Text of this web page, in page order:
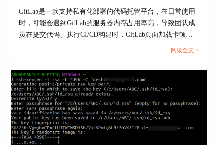
1. 生成加密密钥
首先，需要生成加密密钥。可以使用多种工具生成
密钥，如OpenSSL、GPG等。以下是使用OpenSSL
生成AES加密密钥的示例命令：
GitLab是一款支持私有化部署的代码托管平台，在日常使用
时，可能会遇到GitLab的服务器内存占用率高，导致团队成
员在提交代码、执行CI/CD构建时，GitLab页面加载卡顿、
响应超时，在提交代码的高峰期、严重影响提交效率，甚至
GitLab为什么这么吃内存，如何解决GitLab内存占用过大的
问题的相关内容。...
阅读全文 >